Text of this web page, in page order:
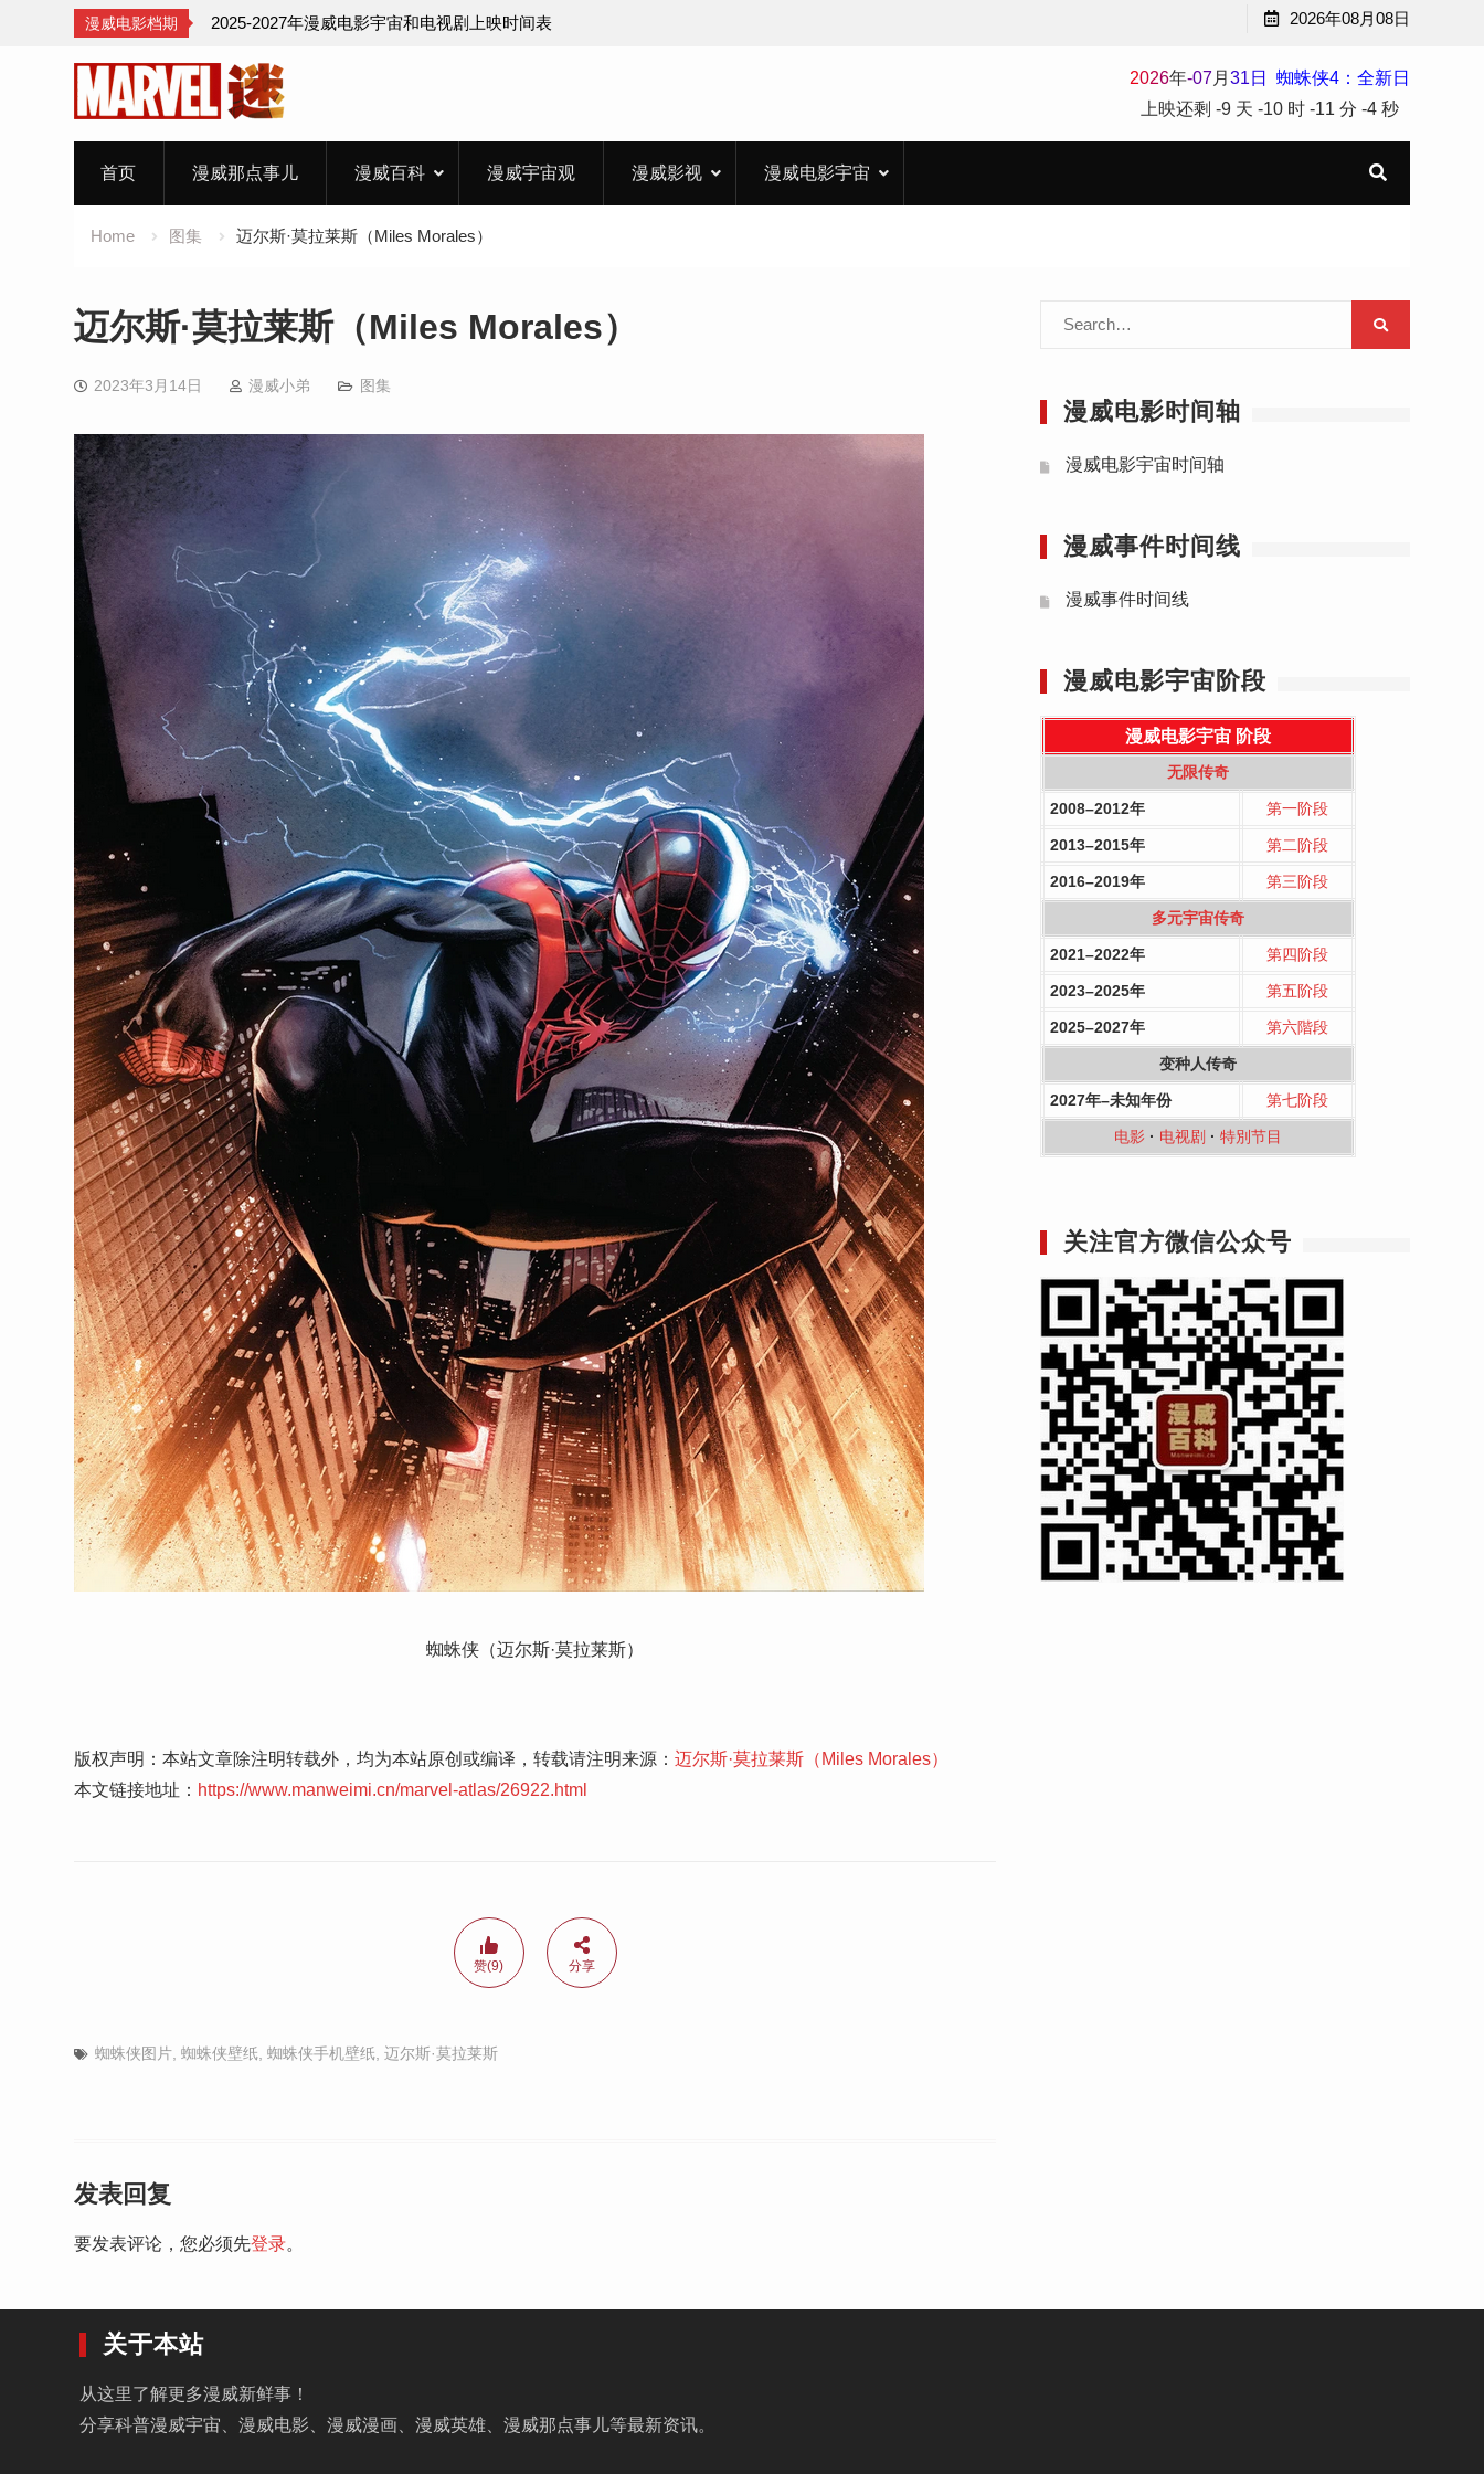
漫威电影档期 2025-2027年漫威电影宇宙和电视剧上映时间表 2026年08月08日
2026年-07月 31 日
蜘蛛侠4：全新日
上映还剩 -9 天 -10 时 -11 分 -4 秒
首页 漫威那点事儿 漫威百科 漫威宇宙观 漫威影视 漫威电影宇宙
Home 图集 迈尔斯·莫拉莱斯（Miles Morales）
迈尔斯·莫拉莱斯（Miles Morales）
2023年3月14日 漫威小弟 图集
蜘蛛侠（迈尔斯·莫拉莱斯）
版权声明：本站文章除注明转载外，均为本站原创或编译，转载请注明来源： 迈尔斯·莫拉莱斯（Miles Morales）
本文链接地址： https://www.manweimi.cn/marvel-atlas/26922.html
赞(9) 分享
蜘蛛侠图片 蜘蛛侠壁纸 蜘蛛侠手机壁纸 迈尔斯·莫拉莱斯
发表回复
要发表评论，您必须先登录。
Search
漫威电影时间轴
漫威电影宇宙时间轴
漫威事件时间线
漫威事件时间线
漫威电影宇宙阶段
漫威电影宇宙 阶段
无限传奇
2008–2012年 第一阶段
2013–2015年 第二阶段
2016–2019年 第三阶段
多元宇宙传奇
2021–2022年 第四阶段
2023–2025年 第五阶段
2025–2027年 第六階段
变种人传奇
2027年–未知年份 第七阶段
电影 · 电视剧 · 特別节目
关注官方微信公众号
关于本站
从这里了解更多漫威新鲜事！
分享科普漫威宇宙、漫威电影、漫威漫画、漫威英雄、漫威那点事儿等最新资讯。